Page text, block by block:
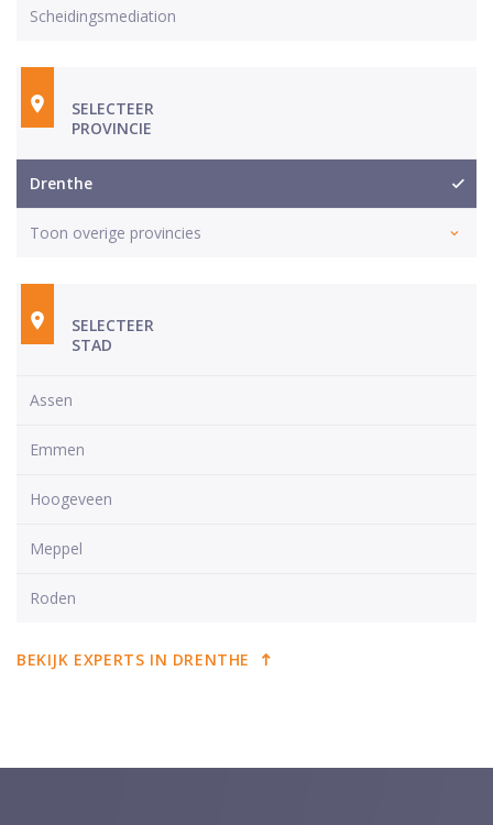
Scheidingsmediation
SELECTEER
PROVINCIE
Drenthe
Toon overige provincies
SELECTEER
STAD
Assen
Emmen
Hoogeveen
Meppel
Roden
BEKIJK EXPERTS IN DRENTHE